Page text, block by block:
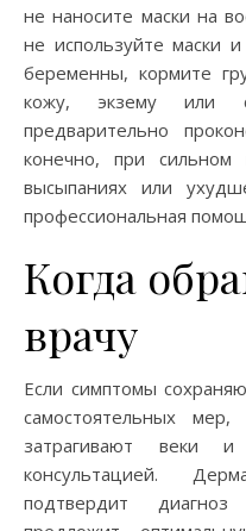
не наносите маски на
не используйте маски
беременны, кормите
кожу, экзему или
предварительно
конечно, при сильном
высыпаниях или
профессиональная
Когда
врачу
Если симптомы
самостоятельных
затрагивают веки
консультацией.
подтвердит